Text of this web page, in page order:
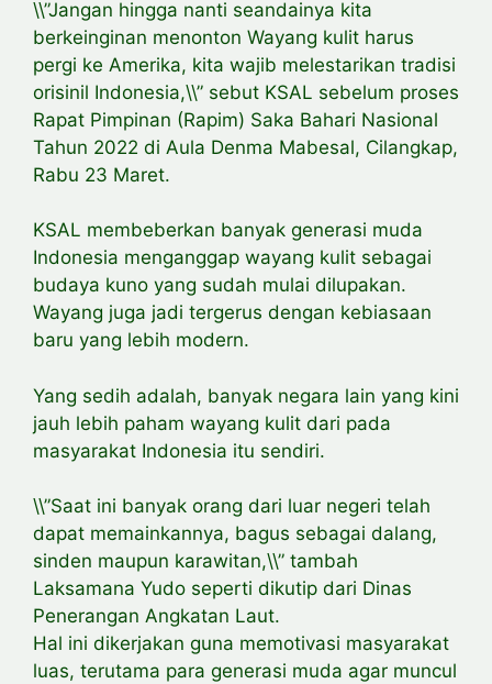
\\”Jangan hingga nanti seandainya kita
berkeinginan menonton Wayang kulit harus
pergi ke Amerika, kita wajib melestarikan tradisi
orisinil Indonesia,\\” sebut KSAL sebelum proses
Rapat Pimpinan (Rapim) Saka Bahari Nasional
Tahun 2022 di Aula Denma Mabesal, Cilangkap,
Rabu 23 Maret.
KSAL membeberkan banyak generasi muda
Indonesia menganggap wayang kulit sebagai
budaya kuno yang sudah mulai dilupakan.
Wayang juga jadi tergerus dengan kebiasaan
baru yang lebih modern.
Yang sedih adalah, banyak negara lain yang kini
jauh lebih paham wayang kulit dari pada
masyarakat Indonesia itu sendiri.
\\”Saat ini banyak orang dari luar negeri telah
dapat memainkannya, bagus sebagai dalang,
sinden maupun karawitan,\\” tambah
Laksamana Yudo seperti dikutip dari Dinas
Penerangan Angkatan Laut.
Hal ini dikerjakan guna memotivasi masyarakat
luas, terutama para generasi muda agar muncul